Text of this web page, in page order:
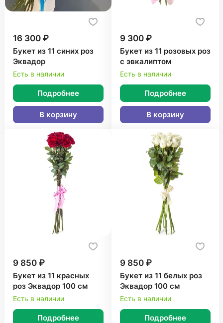
16 300 ₽
Букет из 11 синих роз
Эквадор
Есть в наличии
Подробнее
В корзину
9 300 ₽
Букет из 11 розовых роз
с эвкалиптом
Есть в наличии
Подробнее
В корзину
9 850 ₽
Букет из 11 красных
роз Эквадор 100 см
Есть в наличии
Подробнее
9 850 ₽
Букет из 11 белых роз
Эквадор 100 см
Есть в наличии
Подробнее